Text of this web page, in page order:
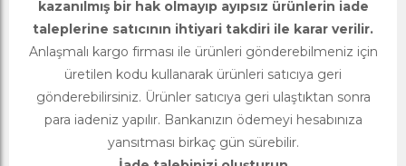
kazanılmış bir hak olmayıp ayıpsız ürünlerin iade
taleplerine satıcının ihtiyari takdiri ile karar verilir.
Anlaşmalı kargo firması ile ürünleri gönderebilmeniz için
üretilen kodu kullanarak ürünleri satıcıya geri
gönderebilirsiniz. Ürünler satıcıya geri ulaştıktan sonra
para iadeniz yapılır. Bankanızın ödemeyi hesabınıza
yansıtması birkaç gün sürebilir.